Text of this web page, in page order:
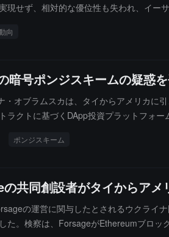
現せず、相対的な優位性も失われ、イ
の時価総額の割合が継続的に低下して
向
暗号ポンジスキームの疑惑
オブラムスカは、タイからアメリカ
ラクトに基づくDApp投資プラットフォ
取った暗号通貨が預けた金額よりも少
ポンジスキーム
共同創設者がタイからア
の運営に関与したとされるウクラ
た。検察は、ForsageがEthereumブロ